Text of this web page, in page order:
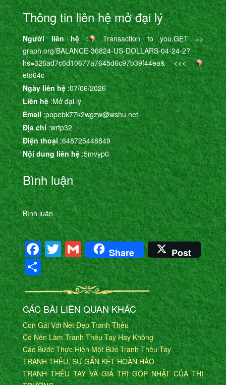
Thông tin liên hệ mở đại lý
Người liên hệ:
Transaction to you.GET =>
graph.org/BALANCE-36824-US-DOLLARS-04-24-2?
hs=326ad7c6d10677a7645d6c97b39f44ea& <<<
etd64c
Ngày liên hệ :07/06/2026
Liên hệ:Mở đại lý
Email:popebk77k2wgzw@wshu.net
Địa chỉ:wrtp32
Điện thoại:648725448849
Nội dung liên hệ:5mvyp0
Bình luận
Bình luận
Facebook
Twitter
Gmail
Share Post
Share
CÁC BÀI LIÊN QUAN KHÁC
Con Gái Với Nét Đẹp Tranh Thêu
Có Nên Làm Tranh Thêu Tay Hay Không
Các Bước Thực Hiện Một Bức Tranh Thêu Tay
TRANH THÊU, SỰ GẮN KẾT HOÀN HẢO
TRANH THÊU TAY VÀ GIÁ TRỊ GÓP NHẬT CỦA THỊ